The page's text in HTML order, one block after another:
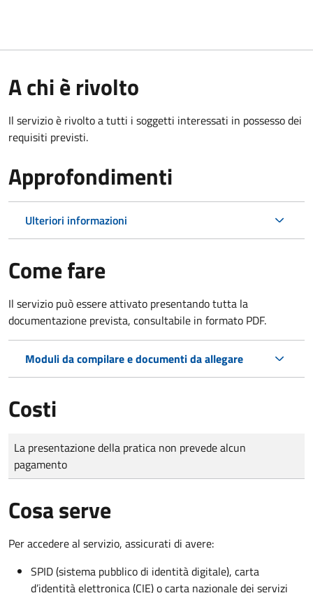
A chi è rivolto
Il servizio è rivolto a tutti i soggetti interessati in possesso dei
requisiti previsti.
Approfondimenti
Ulteriori informazioni
Come fare
Il servizio può essere attivato presentando tutta la
documentazione prevista, consultabile in formato PDF.
Moduli da compilare e documenti da allegare
Costi
Tipo di pagamento
Importo
La presentazione della pratica non prevede alcun
pagamento
Cosa serve
Per accedere al servizio, assicurati di avere:
SPID (sistema pubblico di identità digitale), carta
d’identità elettronica (CIE) o carta nazionale dei servizi